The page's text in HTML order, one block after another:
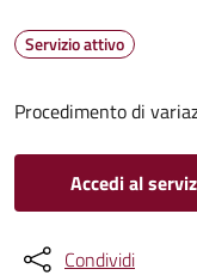
Servizio attivo
Procedimento di
Accedi al
Condividi